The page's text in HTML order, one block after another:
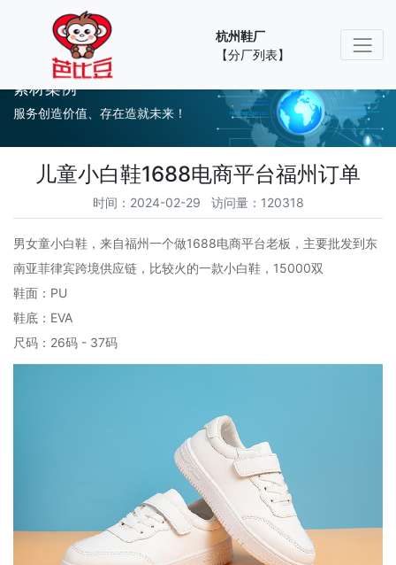
杭州鞋厂
【分厂列表】
素材案例
服务创造价值、存在造就未来！
儿童小白鞋1688电商平台福州订单
时间：2024-02-29 访问量：120318
男女童小白鞋，来自福州一个做1688电商平台老板，主要批发到东
南亚菲律宾跨境供应链，比较火的一款小白鞋，15000双
鞋面：PU
鞋底：EVA
尺码：26码 - 37码